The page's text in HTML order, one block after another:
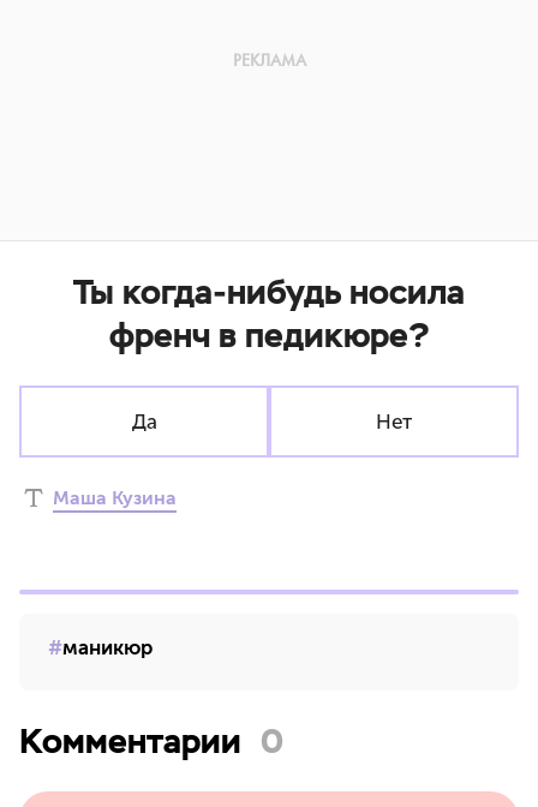
Ты когда-нибудь носила
френч в педикюре?
Да Нет
Маша Кузина
маникюр
Комментарии 0